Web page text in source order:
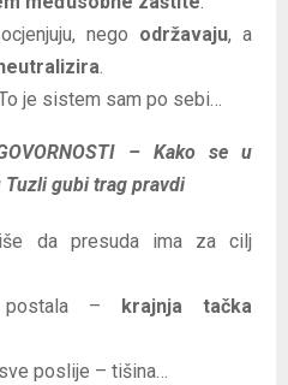
nego održavaju, a
je sistem sam po sebi…
– Kako se u
gubi trag pravdi
da presuda ima za cilj
postala – krajnja tačka
poslije – tišina…